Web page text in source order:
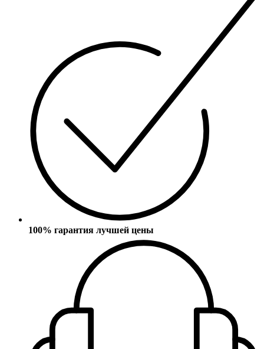
100% гарантия лучшей цены